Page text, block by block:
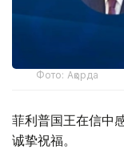
Фото: Ақорда
菲利普国王在信中
诚挚祝福。